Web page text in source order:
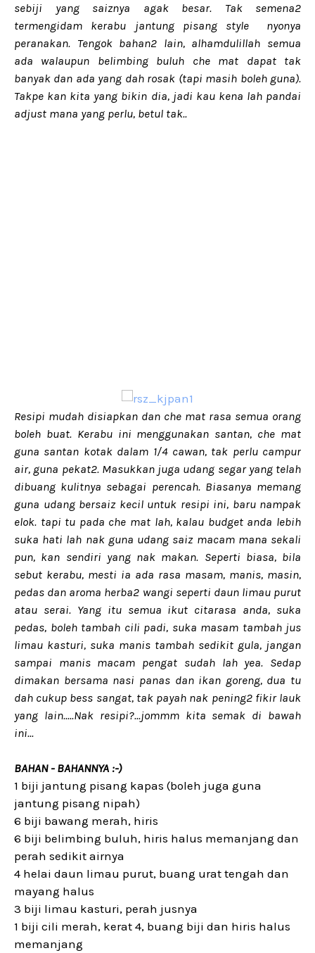
sebiji yang saiznya agak besar. Tak semena2
termengidam kerabu jantung pisang style nyonya
peranakan. Tengok bahan2 lain, alhamdulillah semua
ada walaupun belimbing buluh che mat dapat tak
banyak dan ada yang dah rosak (tapi masih boleh guna).
Takpe kan kita yang bikin dia, jadi kau kena lah pandai
adjust mana yang perlu, betul tak..
Resipi mudah disiapkan dan che mat rasa semua orang
boleh buat. Kerabu ini menggunakan santan, che mat
guna santan kotak dalam 1/4 cawan, tak perlu campur
air, guna pekat2. Masukkan juga udang segar yang telah
dibuang kulitnya sebagai perencah. Biasanya memang
guna udang bersaiz kecil untuk resipi ini, baru nampak
elok. tapi tu pada che mat lah, kalau budget anda lebih
suka hati lah nak guna udang saiz macam mana sekali
pun, kan sendiri yang nak makan. Seperti biasa, bila
sebut kerabu, mesti ia ada rasa masam, manis, masin,
pedas dan aroma herba2 wangi seperti daun limau purut
atau serai. Yang itu semua ikut citarasa anda, suka
pedas, boleh tambah cili padi, suka masam tambah jus
limau kasturi, suka manis tambah sedikit gula, jangan
sampai manis macam pengat sudah lah yea. Sedap
dimakan bersama nasi panas dan ikan goreng, dua tu
dah cukup bess sangat, tak payah nak pening2 fikir lauk
yang lain.....Nak resipi?...jommm kita semak di bawah
ini...
BAHAN - BAHANNYA :-)
1 biji jantung pisang kapas (boleh juga guna
jantung pisang nipah)
6 biji bawang merah, hiris
6 biji belimbing buluh, hiris halus memanjang dan
perah sedikit airnya
4 helai daun limau purut, buang urat tengah dan
mayang halus
3 biji limau kasturi, perah jusnya
1 biji cili merah, kerat 4, buang biji dan hiris halus
memanjang